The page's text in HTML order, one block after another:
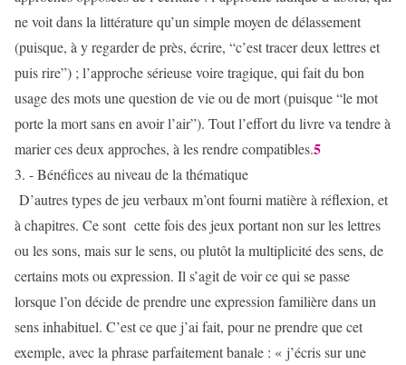
ne voit dans la littérature qu’un simple moyen de délassement
(puisque, à y regarder de près, écrire, “c’est tracer deux lettres et
puis rire”) ; l’approche sérieuse voire tragique, qui fait du bon
usage des mots une question de vie ou de mort (puisque “le mot
porte la mort sans en avoir l’air”). Tout l’effort du livre va tendre à
marier ces deux approches, à les rendre compatibles.5
3. - Bénéfices au niveau de la thématique
D’autres types de jeu verbaux m’ont fourni matière à réflexion, et
à chapitres. Ce sont cette fois des jeux portant non sur les lettres
ou les sons, mais sur le sens, ou plutôt la multiplicité des sens, de
certains mots ou expression. Il s’agit de voir ce qui se passe
lorsque l’on décide de prendre une expression familière dans un
sens inhabituel. C’est ce que j’ai fait, pour ne prendre que cet
exemple, avec la phrase parfaitement banale : « j’écris sur une